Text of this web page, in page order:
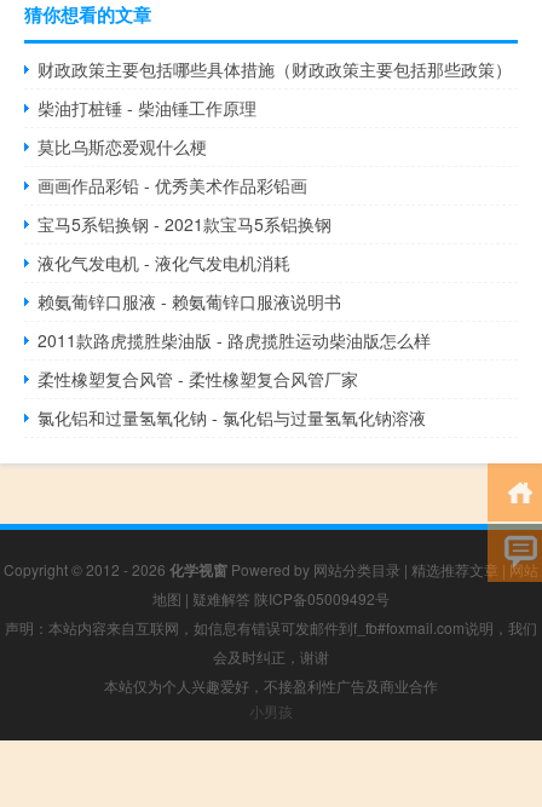
猜你想看的文章
财政政策主要包括哪些具体措施（财政政策主要包括那些政策）
柴油打桩锤 - 柴油锤工作原理
莫比乌斯恋爱观什么梗
画画作品彩铅 - 优秀美术作品彩铅画
宝马5系铝换钢 - 2021款宝马5系铝换钢
液化气发电机 - 液化气发电机消耗
赖氨葡锌口服液 - 赖氨葡锌口服液说明书
2011款路虎揽胜柴油版 - 路虎揽胜运动柴油版怎么样
柔性橡塑复合风管 - 柔性橡塑复合风管厂家
氯化铝和过量氢氧化钠 - 氯化铝与过量氢氧化钠溶液
Copyright © 2012 - 2026 化学视窗 Powered by 网站分类目录 | 精选推荐文章 | 网站
地图 | 疑难解答 陕ICP备05009492号
声明：本站内容来自互联网，如信息有错误可发邮件到f_fb#foxmail.com说明，我们
会及时纠正，谢谢
本站仅为个人兴趣爱好，不接盈利性广告及商业合作
小男孩